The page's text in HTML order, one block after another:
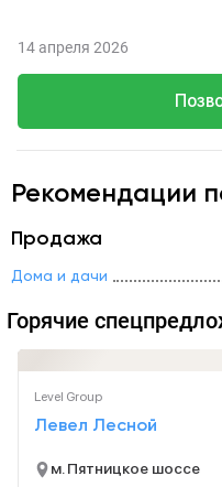
14 апреля 2026
Рекомендации
Продажа
Дома и дачи
Горячие
Level Group
Левел Лесной
м. Пятницкое шоссе